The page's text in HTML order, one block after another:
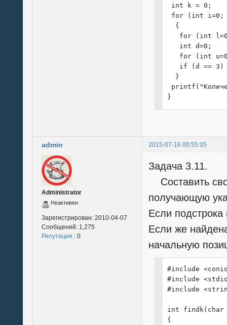
int k = 0;
for (int i=0;
  {
for (int
   int d=0;
for (int
if (d == 3)
  }
}
admin 2015-07-16 00:55:05
Administrator
Неактивен
Зарегистрирован: 2010-04-07
Сообщений: 1,275
Репутация : 0
Задача 3.11.
Составить
получающую
Если
Если же
начальную
#include
#include
#include
int
{